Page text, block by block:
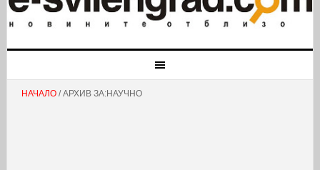
НАЧАЛО/ АРХИВ ЗА:НАУЧНО